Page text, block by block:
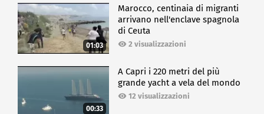
01:03
Marocco, centinaia di migranti
arrivano nell'enclave spagnola
di Ceuta
2 visualizzazioni
00:33
A Capri i 220 metri del più
grande yacht a vela del mondo
12 visualizzazioni